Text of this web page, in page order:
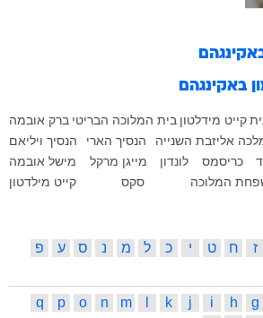
באקינגהם
קייט מידלטון בית המלוכה הבריטי ברק אובמה
אליזבת השנייה הנסיך הארי
הנסיך ויליאם
כריסמס לונדון מייגן מרקל
מישל אובמה
המלוכה סקס קייט מילדטון
ז ח ט י כ ל מ נ ס ע
פ
g
h
i
j
k
m
n
o
p
q